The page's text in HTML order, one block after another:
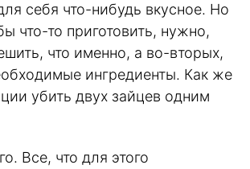
себя что-нибудь вкусное. Но
что-то приготовить, нужно,
что именно, а во-вторых,
ингредиенты. Как же
убить двух зайцев одним
Все, что для этого